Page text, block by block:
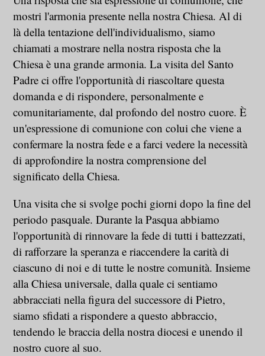
mostri l'armonia presente nella nostra Chiesa. Al di
là della tentazione dell'individualismo, siamo
chiamati a mostrare nella nostra risposta che la
Chiesa è una grande armonia. La visita del Santo
Padre ci offre l'opportunità di riascoltare questa
domanda e di rispondere, personalmente e
comunitariamente, dal profondo del nostro cuore. È
un'espressione di comunione con colui che viene a
confermare la nostra fede e a farci vedere la necessità
di approfondire la nostra comprensione del
significato della Chiesa.
Una visita che si svolge pochi giorni dopo la fine del
periodo pasquale. Durante la Pasqua abbiamo
l'opportunità di rinnovare la fede di tutti i battezzati,
di rafforzare la speranza e riaccendere la carità di
ciascuno di noi e di tutte le nostre comunità. Insieme
alla Chiesa universale, dalla quale ci sentiamo
abbracciati nella figura del successore di Pietro,
siamo sfidati a rispondere a questo abbraccio,
tendendo le braccia della nostra diocesi e unendo il
nostro cuore al suo.